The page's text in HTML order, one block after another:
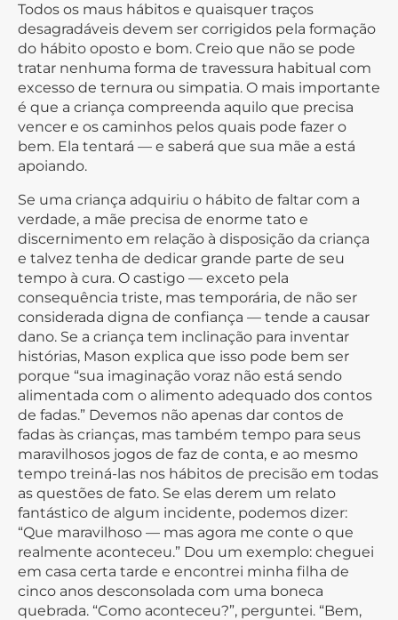
Todos os maus hábitos e quaisquer traços
desagradáveis devem ser corrigidos pela formação
do hábito oposto e bom. Creio que não se pode
tratar nenhuma forma de travessura habitual com
excesso de ternura ou simpatia. O mais importante
é que a criança compreenda aquilo que precisa
vencer e os caminhos pelos quais pode fazer o
bem. Ela tentará — e saberá que sua mãe a está
apoiando.
Se uma criança adquiriu o hábito de faltar com a
verdade, a mãe precisa de enorme tato e
discernimento em relação à disposição da criança
e talvez tenha de dedicar grande parte de seu
tempo à cura. O castigo — exceto pela
consequência triste, mas temporária, de não ser
considerada digna de confiança — tende a causar
dano. Se a criança tem inclinação para inventar
histórias, Mason explica que isso pode bem ser
porque “sua imaginação voraz não está sendo
alimentada com o alimento adequado dos contos
de fadas.” Devemos não apenas dar contos de
fadas às crianças, mas também tempo para seus
maravilhosos jogos de faz de conta, e ao mesmo
tempo treiná-las nos hábitos de precisão em todas
as questões de fato. Se elas derem um relato
fantástico de algum incidente, podemos dizer:
“Que maravilhoso — mas agora me conte o que
realmente aconteceu.” Dou um exemplo: cheguei
em casa certa tarde e encontrei minha filha de
cinco anos desconsolada com uma boneca
quebrada. “Como aconteceu?”, perguntei. “Bem,